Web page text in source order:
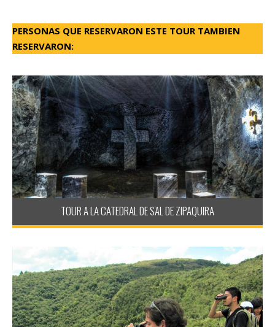
PERSONAS QUE RESERVARON ESTE TOUR TAMBIEN
RESERVARON:
TOUR A LA CATEDRAL DE SAL DE ZIPAQUIRA